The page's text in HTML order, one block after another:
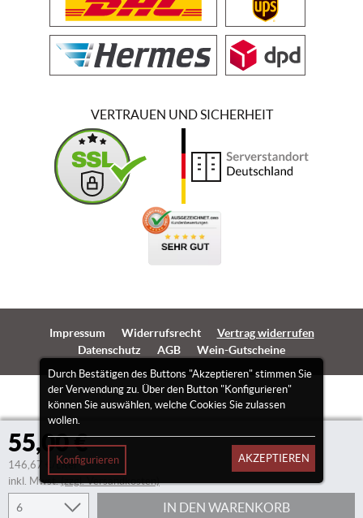
55,00 €
146,67 €/Liter
inkl. Mwst.(zzgl. Versandkosten)
IN DEN WARENKORB
Durch Bestätigen des Buttons "Akzeptieren" stimmen Sie
der Verwendung zu. Über den Button "Konfigurieren"
können Sie auswählen, welche Cookies Sie zulassen
wollen.
Konfigurieren AKZEPTIEREN
VERTRAUEN UND SICHERHEIT
Impressum Widerrufsrecht
Vertrag widerrufen
Datenschutz
AGB Wein-Gutscheine